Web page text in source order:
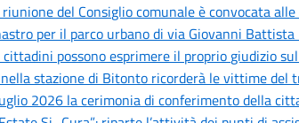
del Consiglio comunale è convocata
per il parco urbano di via Giovanni
possono esprimere il proprio giudizio
stazione di Bitonto ricorderà le vittime
2026 la cerimonia di conferimento della